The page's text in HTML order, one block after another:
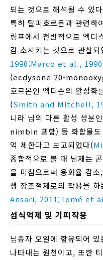
되는 것으로 해석될 수 있
특히 탈피호르몬과 관련하
림프에서 전반적으로 엑
감 소시키는 것으로 관찰되
1990;Marco et al., 1990
(ecdysone 20-
호르몬인 엑디손의 활성화
(Smith and Mitchell,
니라 님의 다른 활성 성
nimbin 포함) 등 화합물도
억 제한다고 보고되었다(
종합적으로 볼 때 님제는
을 미침으로써 용화율 감
생 장조절제로의 작용을
Ansari, 2011;Tomé et
섭식억제 및 기피작용
님종자 오일에 함유되어
나타내는 원천이고, 또한